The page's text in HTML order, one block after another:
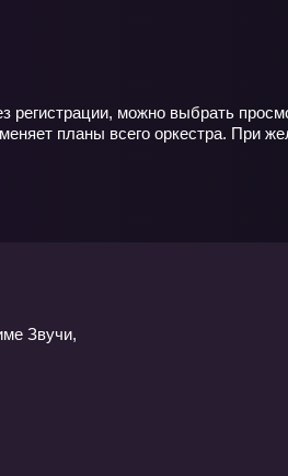
можно выбрать
планы всего оркестра. При